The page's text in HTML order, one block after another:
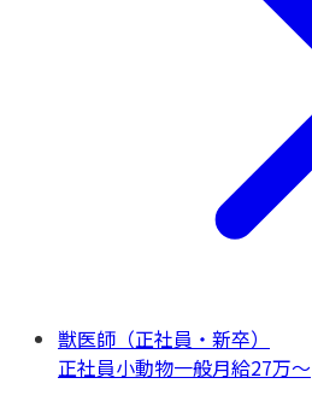
獣医師（正社員・新卒）
正社員小動物一般月給27万〜